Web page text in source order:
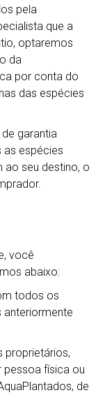
pela
que a
optaremos
da
por conta do
das espécies
garantia
as espécies
ao seu destino, o
você
abaixo:
todos os
proprietários,
pessoa física ou
de